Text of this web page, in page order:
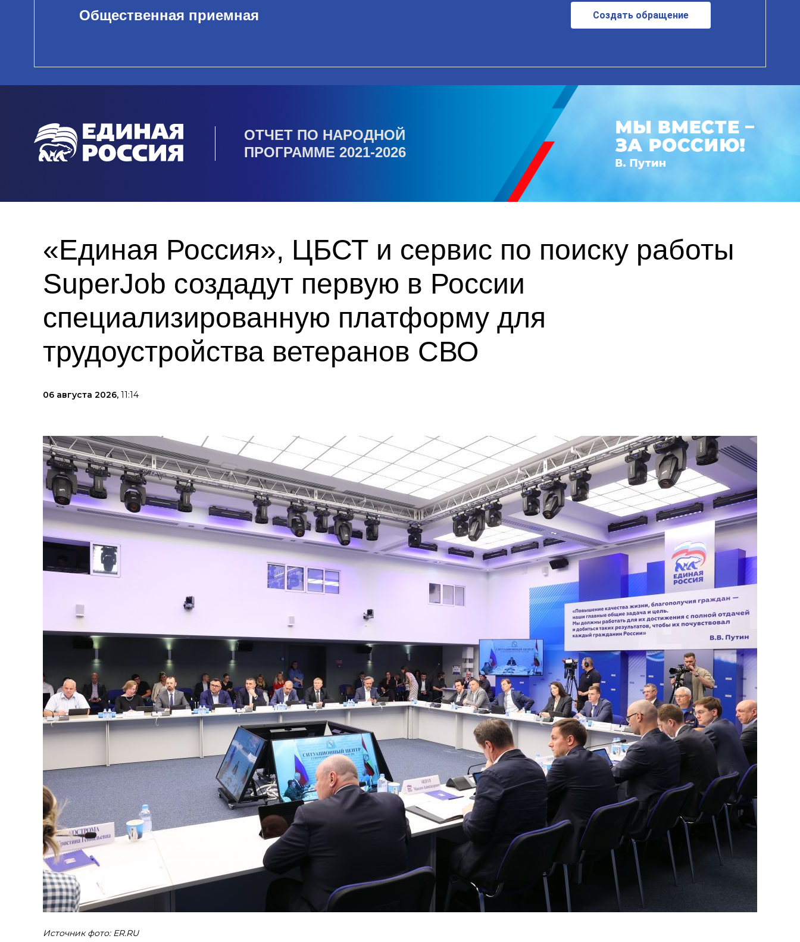
Общественная приемная Создать обращение
ОТЧЕТ ПО НАРОДНОЙ
ПРОГРАММЕ 2021-2026
«Единая Россия», ЦБСТ и сервис по поиску работы
SuperJob создадут первую в России
специализированную платформу для
трудоустройства ветеранов СВО
06 августа 2026, 11:14
Источник фото: ER.RU